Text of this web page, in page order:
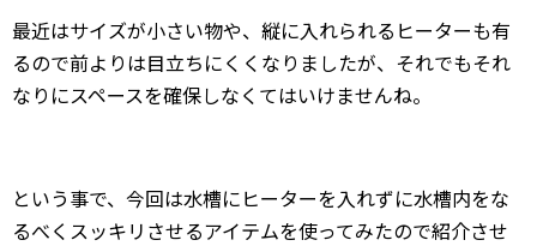
最近はサイズが小さい物や、縦に入れられるヒーターも有
るので前よりは目立ちにくくなりましたが、それでもそれ
なりにスペースを確保しなくてはいけませんね。
という事で、今回は水槽にヒーターを入れずに水槽内をな
るべくスッキリさせるアイテムを使ってみたので紹介させ